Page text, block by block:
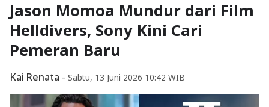
Jason Momoa Mundur dari Film
Helldivers, Sony Kini Cari
Pemeran Baru
Kai Renata - Sabtu, 13 Juni 2026 10:42 WIB